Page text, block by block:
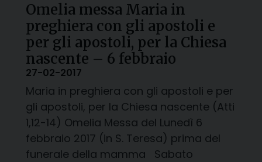
Omelia messa Maria in
preghiera con gli apostoli e
per gli apostoli, per la Chiesa
nascente – 6 febbraio
27-02-2017
Maria in preghiera con gli apostoli e per
gli apostoli, per la Chiesa nascente (Atti
1,12-14) Omelia Messa del Lunedì 6
febbraio 2017 (in S. Teresa) prima del
funerale della mamma Sabato